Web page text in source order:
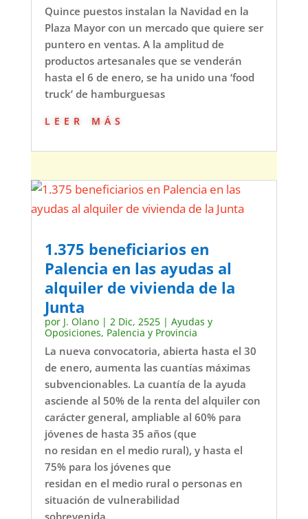
Quince puestos instalan la Navidad en la
Plaza Mayor con un mercado que quiere ser
puntero en ventas. A la amplitud de
productos artesanales que se venderán
hasta el 6 de enero, se ha unido una ‘food
truck’ de hamburguesas
leer más
1.375 beneficiarios en
Palencia en las ayudas al
alquiler de vivienda de la
Junta
por J. Olano| 2 Dic, 2525| Ayudas y
Oposiciones, Palencia y Provincia
La nueva convocatoria, abierta hasta el 30
de enero, aumenta las cuantías máximas
subvencionables. La cuantía de la ayuda
asciende al 50% de la renta del alquiler con
carácter general, ampliable al 60% para
jóvenes de hasta 35 años (que
no residan en el medio rural), y hasta el
75% para los jóvenes que
residan en el medio rural o personas en
situación de vulnerabilidad
sobrevenida.